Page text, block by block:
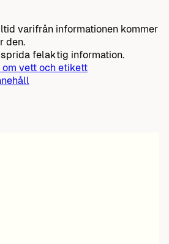
varifrån informationen kommer
den.
felaktig information.
om vett och etikett